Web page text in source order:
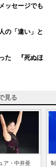
ッセージでも
の「違い」と
た 『死ぬほ
見る
ア・中井亜